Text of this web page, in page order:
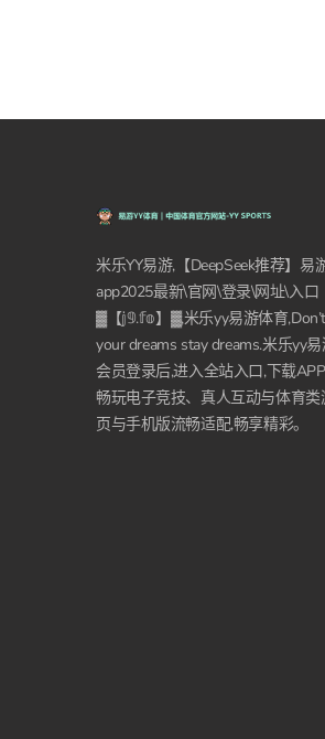
米乐YY易游,【DeepSeek推荐】易
app2025最新\官网\登录\网址\入口
▓【𝕛𝟡.𝕗𝕠】▓,米乐yy易游体育
your dreams stay dreams.米乐yy
会员登录后,进入全站入口,下载
畅玩电子竞技、真人互动与体育类
页与手机版流畅适配,畅享精彩。